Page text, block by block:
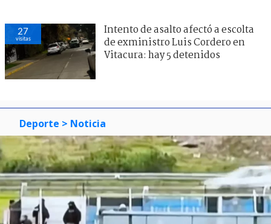
27
visitas
Intento de asalto afectó a escolta
de exministro Luis Cordero en
Vitacura: hay 5 detenidos
Deporte > Noticia